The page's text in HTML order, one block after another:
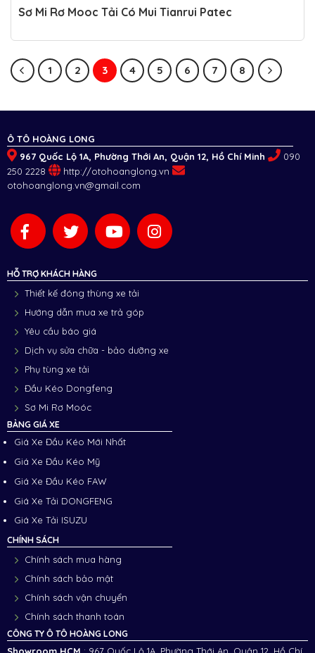
Sơ Mi Rơ Mooc Tải Có Mui Tianrui Patec
1 2 3 4 5 6 7 8
Ô TÔ HOÀNG LONG
967 Quốc Lộ 1A, Phường Thới An, Quận 12, Hồ Chí Minh
090
250 2228
http://otohoanglong.vn
otohoanglong.vn@gmail.com
HỖ TRỢ KHÁCH HÀNG
Thiết kế đóng thùng xe tải
Hướng dẫn mua xe trả góp
Yêu cầu báo giá
Dịch vụ sửa chữa - bảo dưỡng xe
Phụ tùng xe tải
Đầu Kéo Dongfeng
Sơ Mi Rơ Moóc
BẢNG GIÁ XE
Giá Xe Đầu Kéo Mới Nhất
Giá Xe Đầu Kéo Mỹ
Giá Xe Đầu Kéo FAW
Giá Xe Tải DONGFENG
Giá Xe Tải ISUZU
CHÍNH SÁCH
Chính sách mua hàng
Chính sách bảo mật
Chính sách vận chuyển
Chính sách thanh toán
CÔNG TY Ô TÔ HOÀNG LONG